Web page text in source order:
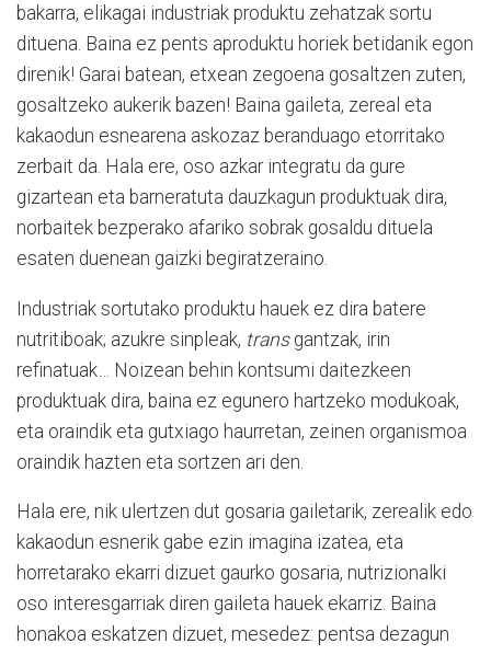
bakarra, elikagai industriak produktu zehatzak sortu
dituena. Baina ez pents aproduktu horiek betidanik egon
direnik! Garai batean, etxean zegoena gosaltzen zuten,
gosaltzeko aukerik bazen! Baina gaileta, zereal eta
kakaodun esnearena askozaz beranduago etorritako
zerbait da. Hala ere, oso azkar integratu da gure
gizartean eta barneratuta dauzkagun produktuak dira,
norbaitek bezperako afariko sobrak gosaldu dituela
esaten duenean gaizki begiratzeraino.
Industriak sortutako produktu hauek ez dira batere
nutritiboak; azukre sinpleak, transgantzak, irin
refinatuak… Noizean behin kontsumi daitezkeen
produktuak dira, baina ez egunero hartzeko modukoak,
eta oraindik eta gutxiago haurretan, zeinen organismoa
oraindik hazten eta sortzen ari den.
Hala ere, nik ulertzen dut gosaria gailetarik, zerealik edo
kakaodun esnerik gabe ezin imagina izatea, eta
horretarako ekarri dizuet gaurko gosaria, nutrizionalki
oso interesgarriak diren gaileta hauek ekarriz. Baina
honakoa eskatzen dizuet, mesedez: pentsa dezagun